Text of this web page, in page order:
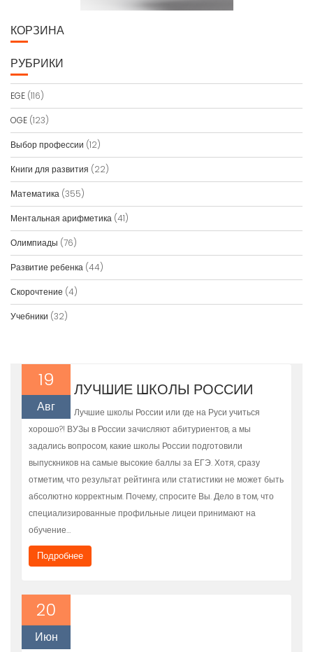
КОРЗИНА
РУБРИКИ
EGE (116)
OGE (123)
Выбор профессии (12)
Книги для развития (22)
Математика (355)
Ментальная арифметика (41)
Олимпиады (76)
Развитие ребенка (44)
Скорочтение (4)
Учебники (32)
19
Авг
ЛУЧШИЕ ШКОЛЫ РОССИИ
Лучшие школы России или где на Руси учиться
хорошо?! ВУЗы в России зачисляют абитуриентов, а мы
задались вопросом, какие школы России подготовили
выпускников на самые высокие баллы за ЕГЭ. Хотя, сразу
отметим, что результат рейтинга или статистики не может быть
абсолютно корректным. Почему, спросите Вы. Дело в том, что
специализированные профильные лицеи принимают на
обучение…
Подробнее
20
Июн